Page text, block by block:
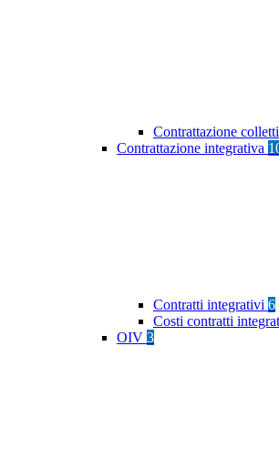
Contrattazione
Contrattazione integrativa
Contratti integrativi 6
Costi contratti
OIV 3